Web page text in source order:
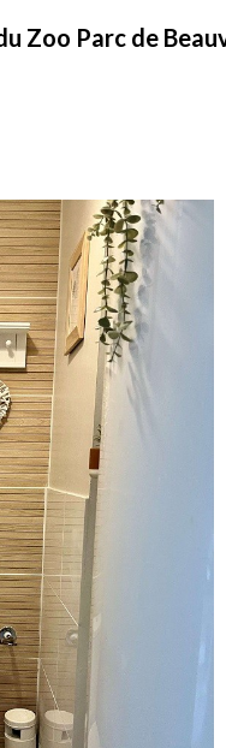
Zoo Parc de